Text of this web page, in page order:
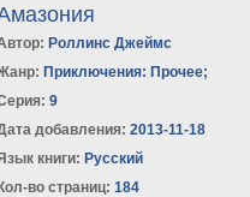
Роллинс Джеймс
Приключения: Прочее;
9
добавления: 2013-11-18
книги: Русский
Кол-во страниц: 184